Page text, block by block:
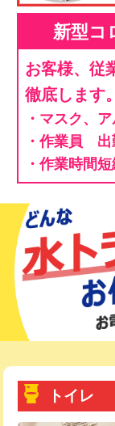
新型コ
お客様、従
徹底します。
・マスク、
・作業員
・作業時間
トイレ